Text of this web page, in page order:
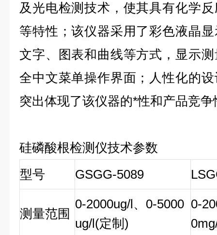
及光电检测技术，使其具有化学
等特性；该仪器采用了彩色液晶
文字、图表和曲线等方式，显示
全中文菜单操作界面；人性化的
突出体现了该仪器的*性和产品竞争
硅磷酸根检测仪技术参数
型号
GSGG-5089
测量范围
0-2000ug/l、0-5000
ug/l(定制)
0-